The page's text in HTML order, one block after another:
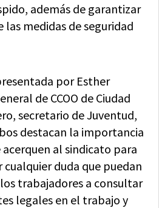
además de garantizar
medidas de seguridad
por Esther
de CCOO de Ciudad
secretario de Juventud,
destacan la importancia
acerquen al sindicato para
duda que puedan
trabajadores a consultar
legales en el trabajo y